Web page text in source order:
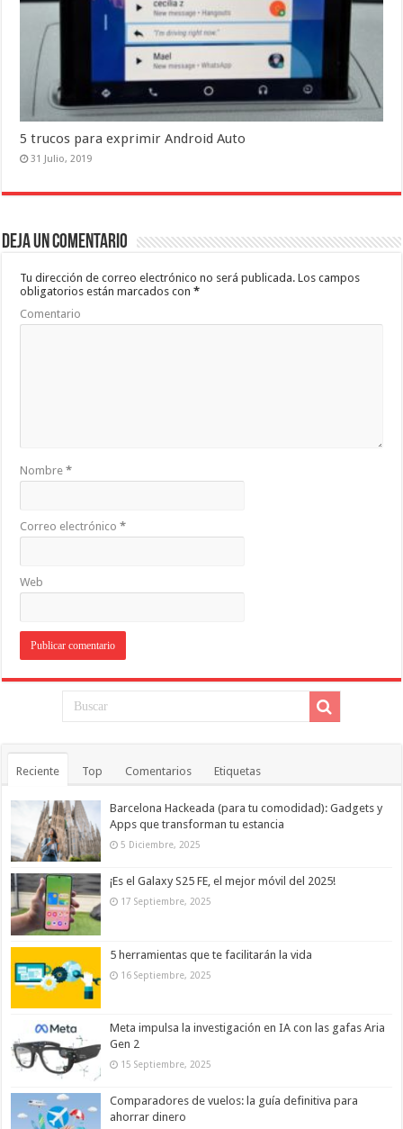
5 trucos para exprimir Android Auto
31 Julio, 2019
Deja un comentario
Tu dirección de correo electrónico no será publicada. Los campos
obligatorios están marcados con*
Comentario
Nombre*
Correo electrónico*
Web
Reciente Top Comentarios Etiquetas
Barcelona Hackeada (para tu comodidad): Gadgets y
Apps que transforman tu estancia
5 Diciembre, 2025
¡Es el Galaxy S25 FE, el mejor móvil del 2025!
17 Septiembre, 2025
5 herramientas que te facilitarán la vida
16 Septiembre, 2025
Meta impulsa la investigación en IA con las gafas Aria
Gen 2
15 Septiembre, 2025
Comparadores de vuelos: la guía definitiva para
ahorrar dinero